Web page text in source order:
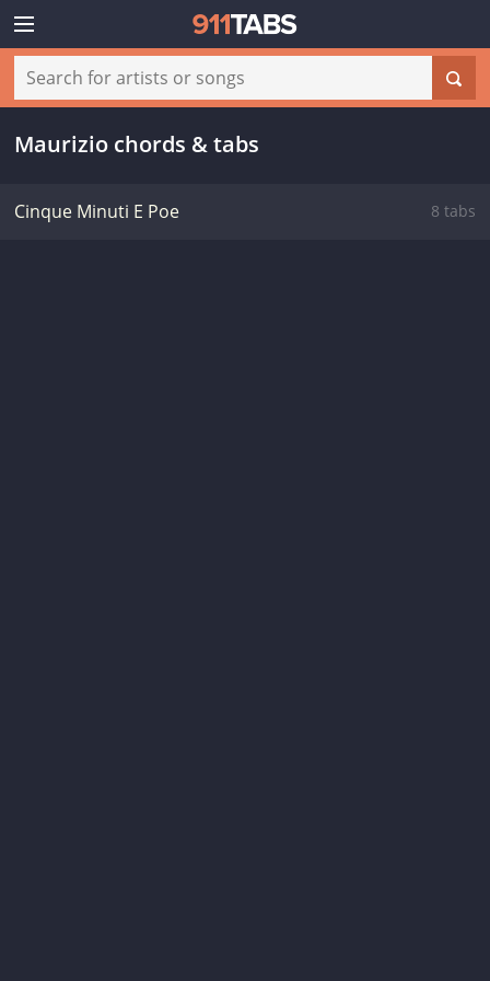
Maurizio chords & tabs
Cinque Minuti E Poe 8 tabs